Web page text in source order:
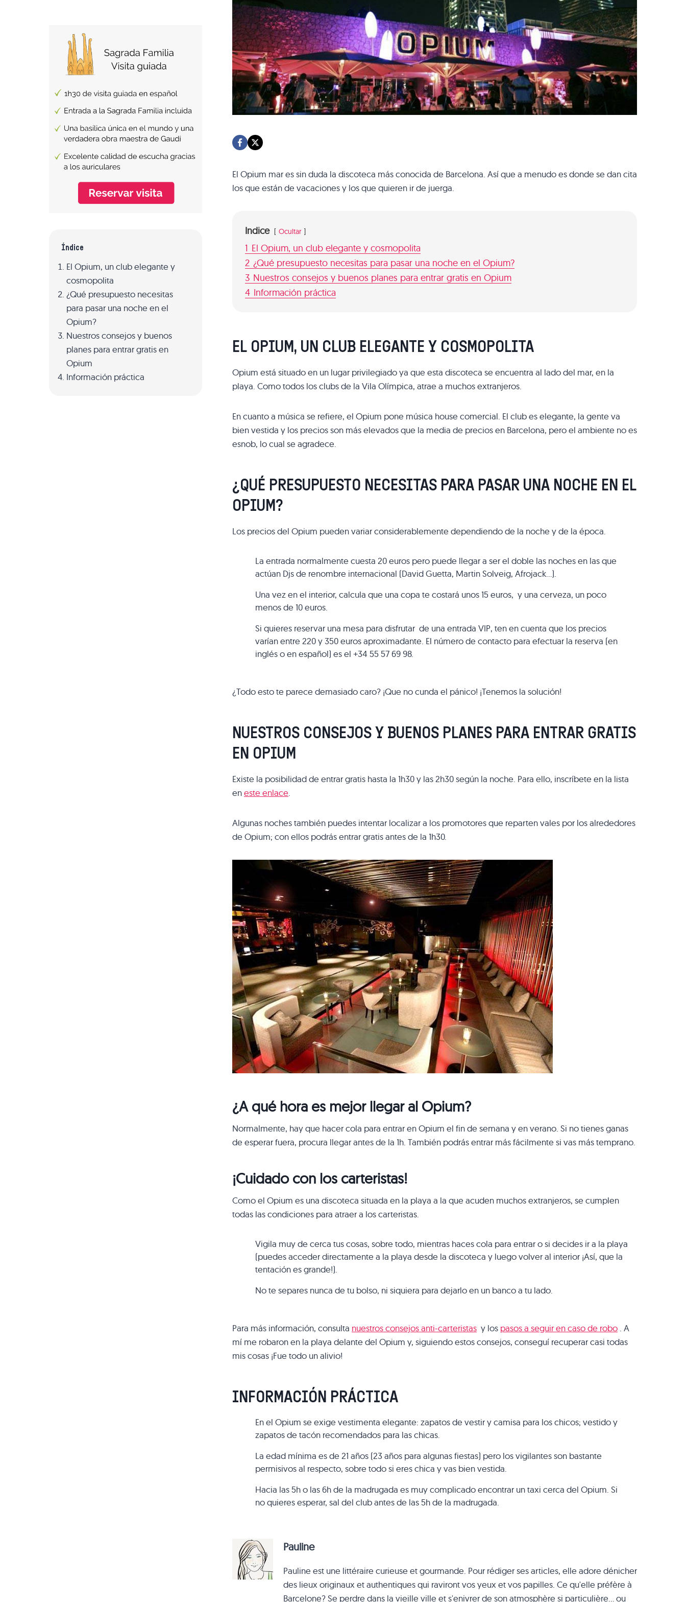
El Opium mar es sin duda la discoteca más conocida de Barcelona. Así que a menudo es donde se dan cita
los que están de vacaciones y los que quieren ir de juerga.
Indice Ocultar
1 El Opium, un club elegante y cosmopolita
2 ¿Qué presupuesto necesitas para pasar una noche en el Opium?
3 Nuestros consejos y buenos planes para entrar gratis en Opium
4 Información práctica
EL OPIUM, UN CLUB ELEGANTE Y COSMOPOLITA
Opium está situado en un lugar privilegiado ya que esta discoteca se encuentra al lado del mar, en la
playa. Como todos los clubs de la Vila Olímpica, atrae a muchos extranjeros.
En cuanto a música se refiere, el Opium pone música house comercial. El club es elegante, la gente va
bien vestida y los precios son más elevados que la media de precios en Barcelona, pero el ambiente no es
esnob, lo cual se agradece.
¿QUÉ PRESUPUESTO NECESITAS PARA PASAR UNA NOCHE EN EL
OPIUM?
Los precios del Opium pueden variar considerablemente dependiendo de la noche y de la época.
La entrada normalmente cuesta 20 euros pero puede llegar a ser el doble las noches en las que
actúan Djs de renombre internacional (David Guetta, Martin Solveig, Afrojack…).
Una vez en el interior, calcula que una copa te costará unos 15 euros, y una cerveza, un poco
menos de 10 euros.
Si quieres reservar una mesa para disfrutar de una entrada VIP, ten en cuenta que los precios
varían entre 220 y 350 euros aproximadante. El número de contacto para efectuar la reserva (en
inglés o en español) es el +34 55 57 69 98.
¿Todo esto te parece demasiado caro? ¡Que no cunda el pánico! ¡Tenemos la solución!
NUESTROS CONSEJOS Y BUENOS PLANES PARA ENTRAR GRATIS
EN OPIUM
Existe la posibilidad de entrar gratis hasta la 1h30 y las 2h30 según la noche. Para ello, inscríbete en la lista
eneste enlace
Algunas noches también puedes intentar localizar a los promotores que reparten vales por los alrededores
de Opium; con ellos podrás entrar gratis antes de la 1h30.
¿A qué hora es mejor llegar al Opium?
Normalmente, hay que hacer cola para entrar en Opium el fin de semana y en verano. Si no tienes ganas
de esperar fuera, procura llegar antes de la 1h. También podrás entrar más fácilmente si vas más temprano.
¡Cuidado con los carteristas!
Como el Opium es una discoteca situada en la playa a la que acuden muchos extranjeros, se cumplen
todas las condiciones para atraer a los carteristas.
Vigila muy de cerca tus cosas, sobre todo, mientras haces cola para entrar o si decides ir a la playa
(puedes acceder directamente a la playa desde la discoteca y luego volver al interior ¡Así, que la
tentación es grande!).
No te separes nunca de tu bolso, ni siquiera para dejarlo en un banco a tu lado.
Para más información, consulta nuestros consejos anti-carteristas y los pasos a seguir en caso de robo . A
mí me robaron en la playa delante del Opium y, siguiendo estos consejos, conseguí recuperar casi todas
mis cosas ¡Fue todo un alivio!
INFORMACIÓN PRÁCTICA
En el Opium se exige vestimenta elegante: zapatos de vestir y camisa para los chicos; vestido y
zapatos de tacón recomendados para las chicas.
La edad mínima es de 21 años (23 años para algunas fiestas) pero los vigilantes son bastante
permisivos al respecto, sobre todo si eres chica y vas bien vestida.
Hacia las 5h o las 6h de la madrugada es muy complicado encontrar un taxi cerca del Opium. Si
no quieres esperar, sal del club antes de las 5h de la madrugada.
Pauline
Pauline est une littéraire curieuse et gourmande. Pour rédiger ses articles, elle adore dénicher
des lieux originaux et authentiques qui raviront vos yeux et vos papilles. Ce qu'elle préfère à
Barcelone? Se perdre dans la vieille ville et s'enivrer de son atmosphère si particulière... ou
Índice
El Opium, un club elegante y
cosmopolita
¿Qué presupuesto necesitas
para pasar una noche en el
Opium?
Nuestros consejos y buenos
planes para entrar gratis en
Opium
Información práctica